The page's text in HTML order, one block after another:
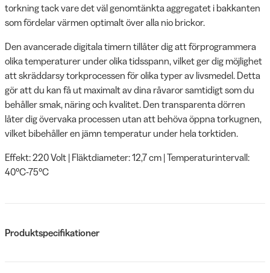
torkning tack vare det väl genomtänkta aggregatet i bakkanten
som fördelar värmen optimalt över alla nio brickor.
Den avancerade digitala timern tillåter dig att förprogrammera
olika temperaturer under olika tidsspann, vilket ger dig möjlighet
att skräddarsy torkprocessen för olika typer av livsmedel. Detta
gör att du kan få ut maximalt av dina råvaror samtidigt som du
behåller smak, näring och kvalitet. Den transparenta dörren
låter dig övervaka processen utan att behöva öppna torkugnen,
vilket bibehåller en jämn temperatur under hela torktiden.
Effekt: 220 Volt | Fläktdiameter: 12,7 cm | Temperaturintervall:
40°C-75°C
Produktspecifikationer